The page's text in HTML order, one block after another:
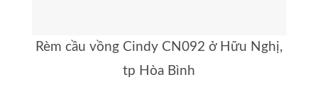
Rèm cầu vồng Cindy CN092 ở Hữu Nghị,
tp Hòa Bình